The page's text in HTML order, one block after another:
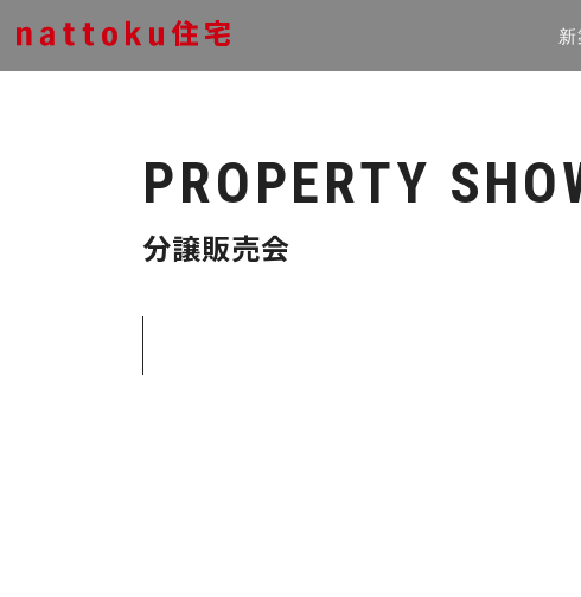
PROPERTY
分譲販売会